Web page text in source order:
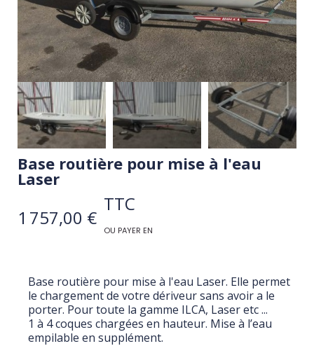
Base routière pour mise à l'eau
Laser
1 757,00 €
TTC
OU PAYER EN
Base routière pour mise à l'eau Laser. Elle permet
le chargement de votre dériveur sans avoir a le
porter. Pour toute la gamme ILCA, Laser etc ...
1 à 4 coques chargées en hauteur. Mise à l’eau
empilable en supplément.